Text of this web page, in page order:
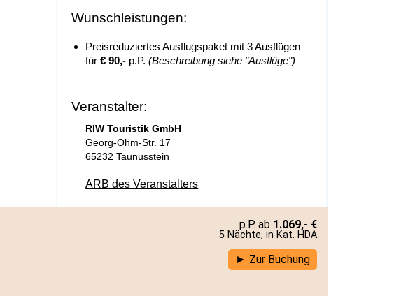
Wunschleistungen:
Preisreduziertes Ausflugspaket mit 3 Ausflügen
für€ 90,- p.P.(Beschreibung siehe "Ausflüge")
Veranstalter:
RIW Touristik GmbH
Georg-Ohm-Str. 17
65232 Taunusstein
ARB des Veranstalters
1.069,- €
5 Nächte, in Kat. HDA
Zur Buchung